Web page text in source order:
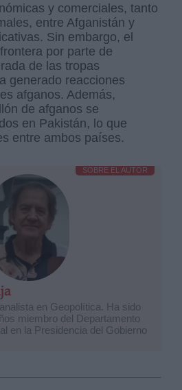
y comerciales, tanto
entre Afganistán y
Sin embargo, el
por parte de
de las tropas
generado reacciones
afganos. Además,
de afganos se
en Pakistán, lo que
entre ambos países.
SOBRE EL AUTOR
en Geopolítica. Ha sido
miembro del Departamento
en la Presidencia del Gobierno